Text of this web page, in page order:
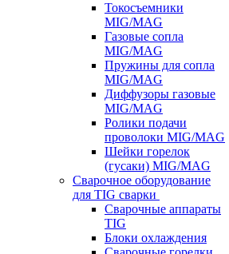
Токосъемники
MIG/MAG
Газовые сопла
MIG/MAG
Пружины для сопла
MIG/MAG
Диффузоры газовые
MIG/MAG
Ролики подачи
проволоки MIG/MAG
Шейки горелок
(гусаки) MIG/MAG
Сварочное оборудование
для TIG сварки
Сварочные аппараты
TIG
Блоки охлаждения